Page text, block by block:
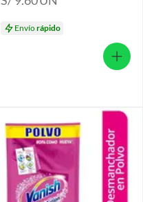
Envíorápido